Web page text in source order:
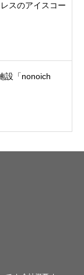
スのアイスコー
設「nonoich